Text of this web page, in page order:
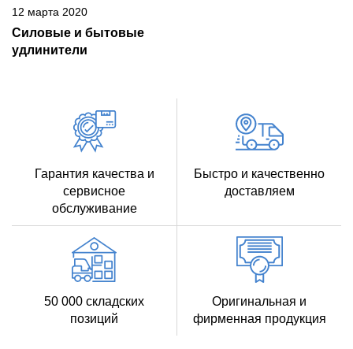
12 марта 2020
Силовые и бытовые
удлинители
Гарантия качества и
сервисное
обслуживание
Быстро и качественно
доставляем
50 000 складских
позиций
Оригинальная и
фирменная продукция